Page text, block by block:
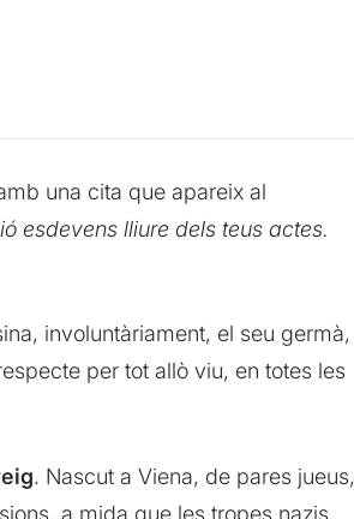
una cita que apareix al
esdevens lliure dels teus actes.
involuntàriament, el seu germà,
per tot allò viu, en totes les
. Nascut a Viena, de pares jueus,
a mida que les tropes nazis